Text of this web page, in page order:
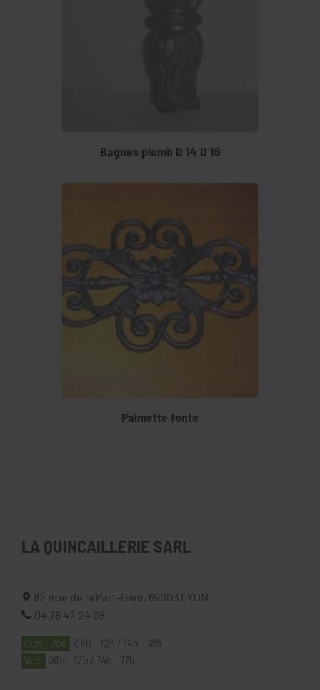
Bagues plomb D 14 D 16
Palmette fonte
LA QUINCAILLERIE SARL
82 Rue de la Part-Dieu, 69003
LYON
04 78 42 24 08
Lun - Jeu
08h - 12h / 14h - 18h
Ven
08h - 12h / 14h - 17h